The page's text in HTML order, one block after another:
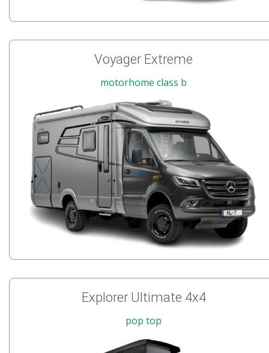
Voyager Extreme
motorhome class b
Explorer Ultimate 4x4
pop top